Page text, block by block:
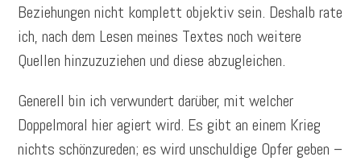
Beziehungen nicht komplett objektiv sein. Deshalb rate
ich, nach dem Lesen meines Textes noch weitere
Quellen hinzuzuziehen und diese abzugleichen.
Generell bin ich verwundert darüber, mit welcher
Doppelmoral hier agiert wird. Es gibt an einem Krieg
nichts schönzureden; es wird unschuldige Opfer geben –